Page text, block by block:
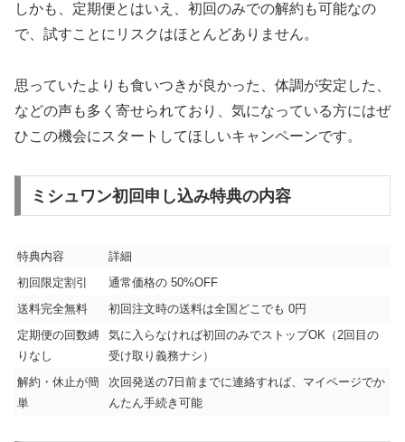
しかも、定期便とはいえ、初回のみでの解約も可能なの
で、試すことにリスクはほとんどありません。
思っていたよりも食いつきが良かった、体調が安定した、
などの声も多く寄せられており、気になっている方にはぜ
ひこの機会にスタートしてほしいキャンペーンです。
ミシュワン初回申し込み特典の内容
特典内容
詳細
初回限定割引
通常価格の 50%OFF
送料完全無料
初回注文時の送料は全国どこでも 0円
定期便の回数縛
りなし
気に入らなければ初回のみでストップOK（2回目の
受け取り義務ナシ）
解約・休止が簡
単
次回発送の7日前までに連絡すれば、マイページでか
んたん手続き可能